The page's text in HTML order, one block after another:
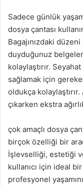
Sadece günlük
dosya çantası
Bagajınızdaki
duyduğunuz belgeleri
kolaylaştırır.
sağlamak için
oldukça kolaylaştırır.
çıkarken ekstra
çok amaçlı dosya
birçok özelliği bir
İşlevselliği, estetiği
kullanıcı için ideal
profesyonel